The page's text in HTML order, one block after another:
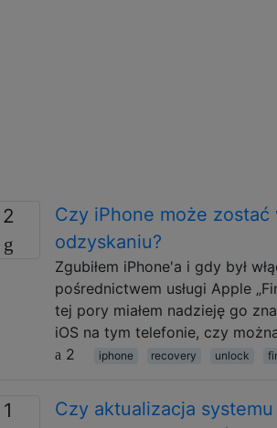
2
Czy iPhone może zostać
odzyskaniu?
Zgubiłem iPhone'a i gdy był
pośrednictwem usługi Apple
tej pory miałem nadzieję go
iOS na tym telefonie, czy
2
iphone recovery unlock
1 Czy aktualizacja